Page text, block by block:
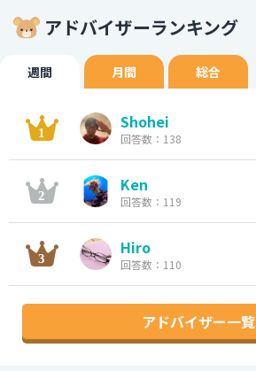
アドバイザーランキング
週間 月間 総合
Shohei
回答数：138
Ken
回答数：119
Hiro
回答数：110
アドバイザー一覧